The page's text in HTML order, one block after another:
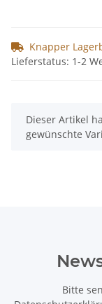
Knapper
Lieferstatus: 1-2
x
Dieser Artikel
gewünschte
Bitte